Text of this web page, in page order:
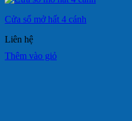
Cửa sổ mở hất 4 cánh
Liên hệ
Thêm vào giỏ